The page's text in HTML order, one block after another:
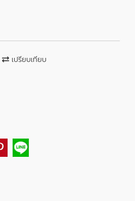
เปรียบเทียบ